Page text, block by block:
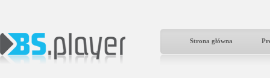
Strona główna